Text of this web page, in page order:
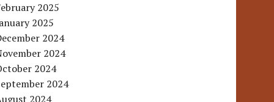
2025
2025
2024
2024
2024
2024
2024